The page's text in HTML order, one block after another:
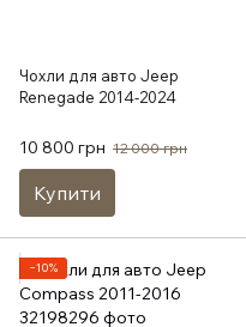
Чохли для авто Jeep
Renegade 2014-2024
10 800 грн 12 000 грн
Купити
−10%